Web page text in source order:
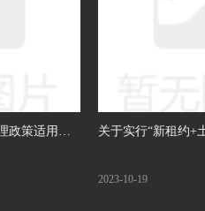
政策适用范 关于实行“新租约+
2023-10-19